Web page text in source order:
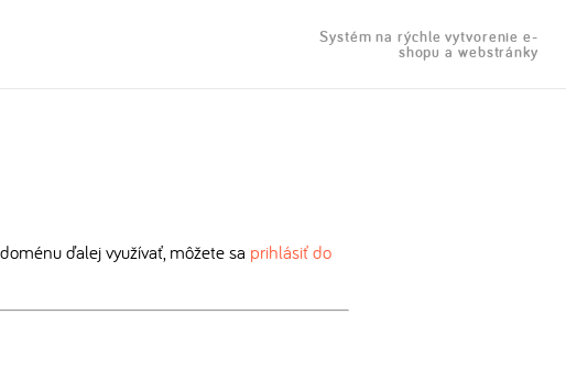
Systém na rýchle vytvorenie e-
shopu a webstránky
ďalej využívať, môžete sa prihlásiť do